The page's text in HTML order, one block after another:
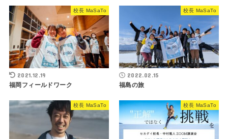
校長 MaSaTo
2021.12.19
福岡フィールドワーク
校長 MaSaTo
2022.02.15
福島の旅
校長 MaSaTo 校長 MaSaTo